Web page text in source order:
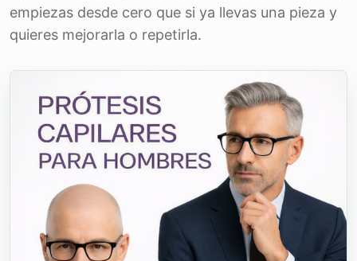
empiezas desde cero que si ya llevas una pieza y
quieres mejorarla o repetirla.